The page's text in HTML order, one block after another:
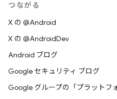
つながる
X の @Android
X の @AndroidDev
Android ブログ
Google セキュリティ ブログ
Google グループの「プラットフ